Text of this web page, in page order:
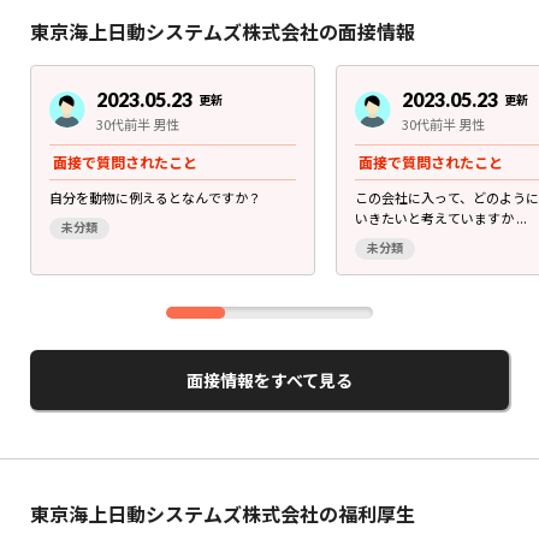
東京海上日動システムズ株式会社の面接情報
2023.05.23 更新
30代前半 男性
面接で質問されたこと
自分を動物に例えるとなんですか？
未分類
2023.05.23 更新
30代前半 男性
面接で質問されたこと
この会社に入って、どのよう
いきたいと考えていますか ...
未分類
面接情報をすべて見る
東京海上日動システムズ株式会社の福利厚生